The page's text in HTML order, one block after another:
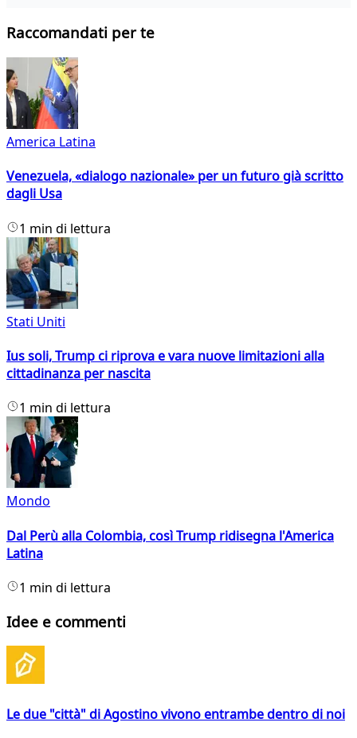
Raccomandati per te
America Latina
Venezuela, «dialogo nazionale» per un futuro già scritto
dagli Usa
1 min di lettura
Stati Uniti
Ius soli, Trump ci riprova e vara nuove limitazioni alla
cittadinanza per nascita
1 min di lettura
Mondo
Dal Perù alla Colombia, così Trump ridisegna l'America
Latina
1 min di lettura
Idee e commenti
Le due "città" di Agostino vivono entrambe dentro di noi